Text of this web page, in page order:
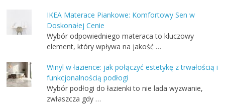
IKEA Materace Piankowe: Komfortowy Sen w
Doskonałej Cenie
Wybór odpowiedniego materaca to kluczowy
element, który wpływa na jakość …
Winyl w łazience: jak połączyć estetykę z trwałością i
funkcjonalnością podłogi
Wybór podłogi do łazienki to nie lada wyzwanie,
zwłaszcza gdy …